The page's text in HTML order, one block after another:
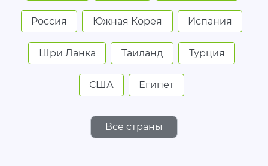
Россия Южная Корея Испания
Шри Ланка Таиланд Турция
США Египет
Все страны